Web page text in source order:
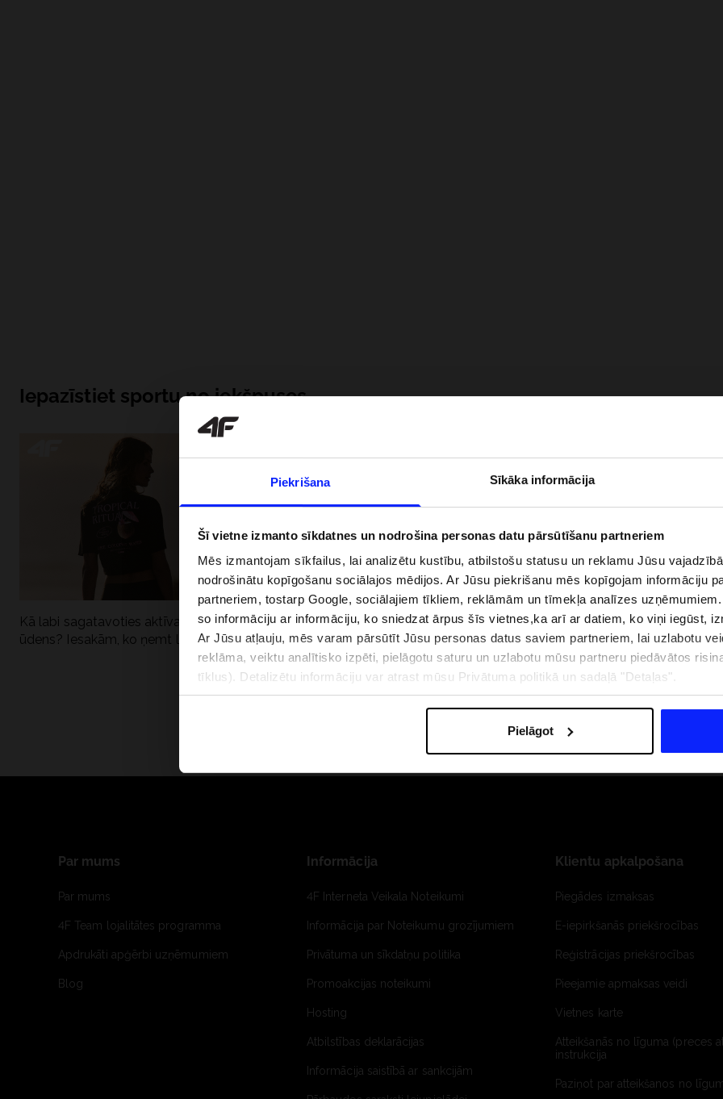
Piekrišana Sīkāka informācija
Šī vietne izmanto sīkdatnes un nodrošina personas datu pārsūtīšanu partneriem
Mēs izmantojam sīkfailus, lai analizētu kustību, atbilstošu statusu un reklamu Jūsu
nodrošinātu kopīgošanu sociālajos mēdijos. Ar Jūsu piekrišanu mēs kopīgojam informāciju
partneriem, tostarp Google, sociālajiem tīkliem, reklāmām un tīmekļa analīzes
so informāciju ar informāciju, ko sniedzat ārpus šīs vietnes,ka arī ar datiem, ko viņi iegūst,
Ar Jūsu atļauju, mēs varam pārsūtīt Jūsu personas datus saviem partneriem, lai uzlabotu
reklāma, veiktu analītisko izpēti, pielāgotu saturu un uzlabotu mūsu partneru piedāvātos
tīklus). Detalizētu informāciju var atrast mūsu Privātuma politikā un sadaļā "Detaļas".
Pielāgot
Iepazīstiet sportu no iekšpuses
Kā labi sagatavoties aktīvai dienai pie
ūdens? Iesakām, ko ņemt līdzi
Kāpēc UV aizsardzībai pie ūdens jābūt
dubultai: UPF apģērbs + SPF
Jaunā 4F tenisa un padela kolekcija.
Sportiska funkcionalitāte satiekas ar
mūsdienīgu stilu
VEIKALU ADRESES B2B 4F TEAM LOJALITĀTES
Par mums
Par mums
4F Team lojalitātes programma
Apdrukāti apģērbi uzņēmumiem
Blog
Informācija
4F Interneta Veikala Noteikumi
Informācija par Noteikumu grozījumiem
Privātuma un sīkdatņu politika
Promoakcijas noteikumi
Hosting
Atbilstības deklarācijas
Informācija saistībā ar sankcijām
Klientu apkalpošana
Piegādes izmaksas
E-iepirkšanās priekšrocības
Reģistrācijas priekšrocības
Pieejamie apmaksas veidi
Vietnes karte
Atteikšanās no līguma (preces
instrukcija
Paziņot par atteikšanos no